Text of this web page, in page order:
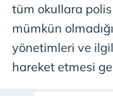
tüm okullara
mümkün
yönetimleri ve
hareket etmesi